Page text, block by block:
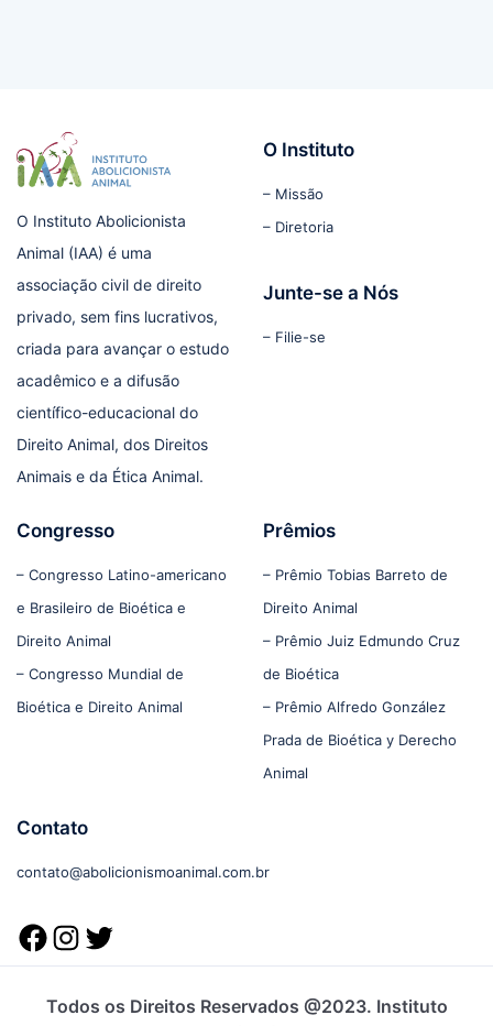
O Instituto Abolicionista
Animal (IAA) é uma
associação civil de direito
privado, sem fins lucrativos,
criada para avançar o estudo
acadêmico e a difusão
científico-educacional do
Direito Animal, dos Direitos
Animais e da Ética Animal.
O Instituto
– Missão
– Diretoria
Junte-se a Nós
– Filie-se
Congresso
– Congresso Latino-americano
e Brasileiro de Bioética e
Direito Animal
– Congresso Mundial de
Bioética e Direito Animal
Prêmios
– Prêmio Tobias Barreto de
Direito Animal
– Prêmio Juiz Edmundo Cruz
de Bioética
– Prêmio Alfredo González
Prada de Bioética y Derecho
Animal
Contato
contato@abolicionismoanimal.com.br
Todos os Direitos Reservados @2023. Instituto